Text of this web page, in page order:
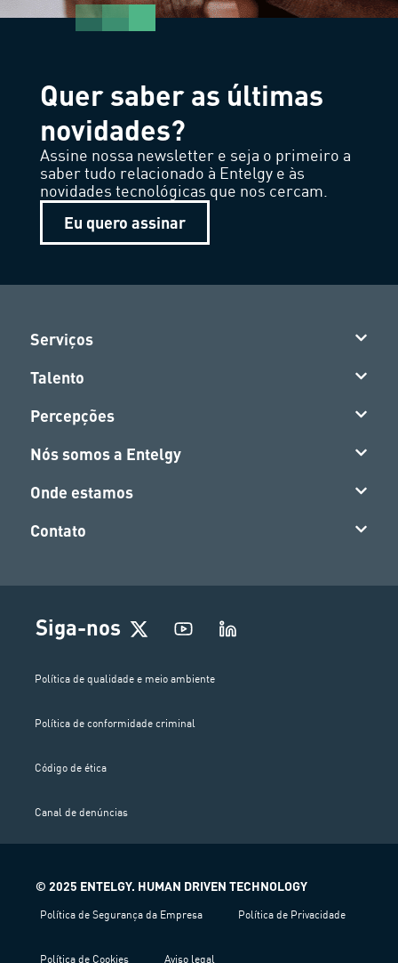
Quer saber as últimas
novidades?
Assine nossa newsletter e seja o primeiro a
saber tudo relacionado à Entelgy e às
novidades tecnológicas que nos cercam.
Eu quero assinar
Serviços
Talento
Percepções
Nós somos a Entelgy
Onde estamos
Contato
Siga-nos
Política de qualidade e meio ambiente
Política de conformidade criminal
Código de ética
Canal de denúncias
© 2025 ENTELGY. HUMAN DRIVEN TECHNOLOGY
Política de Segurança da Empresa Política de Privacidade
Política de Cookies Aviso legal